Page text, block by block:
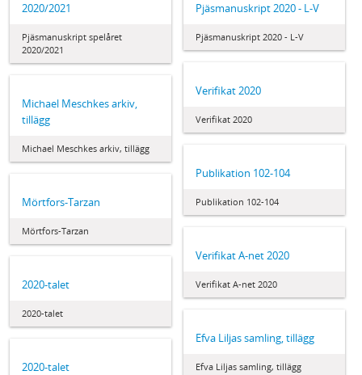
2020/2021
Pjäsmanuskript spelåret
2020/2021
Pjäsmanuskript 2020 - L-V
Pjäsmanuskript 2020 - L-V
Verifikat 2020
Verifikat 2020
Michael Meschkes arkiv,
tillägg
Michael Meschkes arkiv, tillägg
Publikation 102-104
Publikation 102-104
Mörtfors-Tarzan
Mörtfors-Tarzan
Verifikat A-net 2020
Verifikat A-net 2020
2020-talet
2020-talet
Efva Liljas samling, tillägg
Efva Liljas samling, tillägg
2020-talet